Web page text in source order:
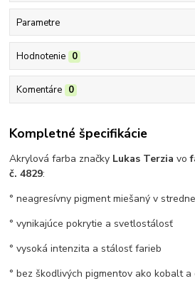
Parametre
Hodnotenie 0
Komentáre 0
Kompletné špecifikácie
Akrylová farba značky Lukas Terzia vo
č. 4829:
° neagresívny pigment miešaný v
° vynikajúce pokrytie a svetlostálosť
° vysoká intenzita a stálosť farieb
° bez škodlivých pigmentov ako kobalt a